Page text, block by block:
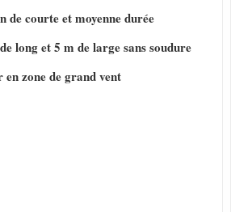
de courte et moyenne durée
long et 5 m de large sans soudure
zone de grand vent